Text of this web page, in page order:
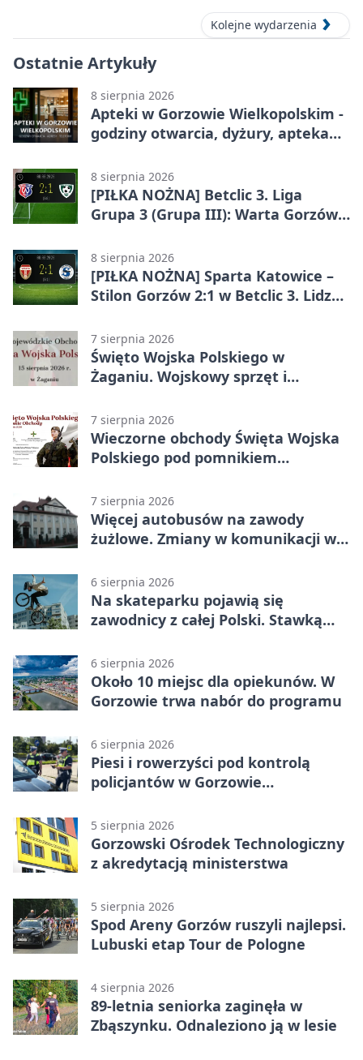
Kolejne wydarzenia
Ostatnie Artykuły
8 sierpnia 2026
Apteki w Gorzowie Wielkopolskim -
godziny otwarcia, dyżury, apteka
8 sierpnia 2026
[PIŁKA NOŻNA] Betclic 3. Liga
Grupa 3 (Grupa III): Warta Gorzów
8 sierpnia 2026
[PIŁKA NOŻNA] Sparta Katowice –
Stilon Gorzów 2:1 w Betclic 3. Lidze
stracili zwycięstwo w doliczonym
czasie
7 sierpnia 2026
Święto Wojska Polskiego w
Żaganiu. Wojskowy sprzęt i
7 sierpnia 2026
Wieczorne obchody Święta Wojska
Polskiego pod pomnikiem
7 sierpnia 2026
Więcej autobusów na zawody
żużlowe. Zmiany w komunikacji w
6 sierpnia 2026
Na skateparku pojawią się
zawodnicy z całej Polski. Stawką
6 sierpnia 2026
Około 10 miejsc dla opiekunów. W
Gorzowie trwa nabór do programu
6 sierpnia 2026
Piesi i rowerzyści pod kontrolą
policjantów w Gorzowie
5 sierpnia 2026
Gorzowski Ośrodek Technologiczny
z akredytacją ministerstwa
5 sierpnia 2026
Spod Areny Gorzów ruszyli najlepsi.
Lubuski etap Tour de Pologne
4 sierpnia 2026
89-letnia seniorka zaginęła w
Zbąszynku. Odnaleziono ją w lesie